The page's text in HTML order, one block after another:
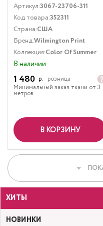
Артикул:3067-23706-311
Код товара:352311
Страна:США
Бренд:Wilmington Print
Коллекция:Color Of Summer
В наличии
1 480 р.
розница
Минимальный заказ ткани от 3
метров
В КОРЗИНУ
ХИТЫ
НОВИНКИ